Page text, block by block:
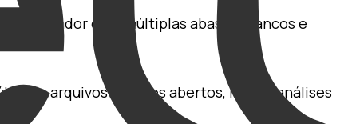
navegador com múltiplas abas de bancos e
arquivos grandes abertos, rodam análises